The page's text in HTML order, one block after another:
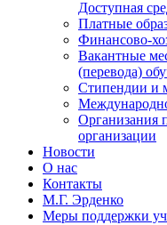
Доступная
Платные
Финансово-
Вакантные
(перевода)
Стипендии и
Организания
организации
Новости
О нас
Контакты
М.Г. Эрденко
Меры поддержки